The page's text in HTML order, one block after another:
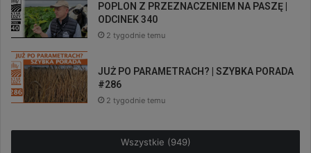
POPLON Z PRZEZNACZENIEM NA PASZĘ |
ODCINEK 340
2 tygodnie temu
JUŻ PO PARAMETRACH? | SZYBKA PORADA
#286
2 tygodnie temu
Wszystkie (949)